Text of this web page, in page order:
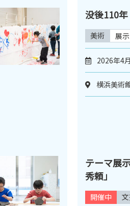
没後110
美術 展示
2026年4
横浜美術
テーマ展
秀頼」
開催中